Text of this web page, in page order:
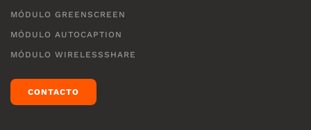
MÓDULO GREENSCREEN
MÓDULO AUTOCAPTION
MÓDULO WIRELESSSHARE
CONTACTO